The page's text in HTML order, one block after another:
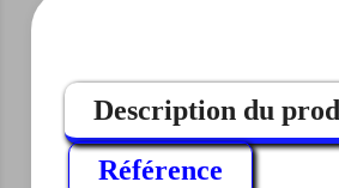
Description du
Référence